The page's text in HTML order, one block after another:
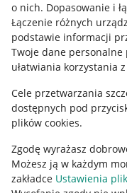
o nich. Dopasowanie i
Łączenie różnych
podstawie informacji
Twoje dane
ułatwiania korzystania
Cele przetwarzania
dostępnych pod
plików cookies.
Zgodę wyrażasz
Możesz ją w każdym
zakładce Ustawienia
Regulamin
Polityka plików
Ustawienia plików
Udostępnianie
Informacje dla Aktu o
Pobierz aplikację